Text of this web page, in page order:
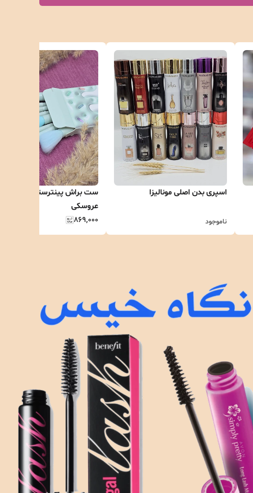
اسپری بدن اصلی مونالیزا
ناموجود
عروسکی
۸۶۹٬۰۰۰